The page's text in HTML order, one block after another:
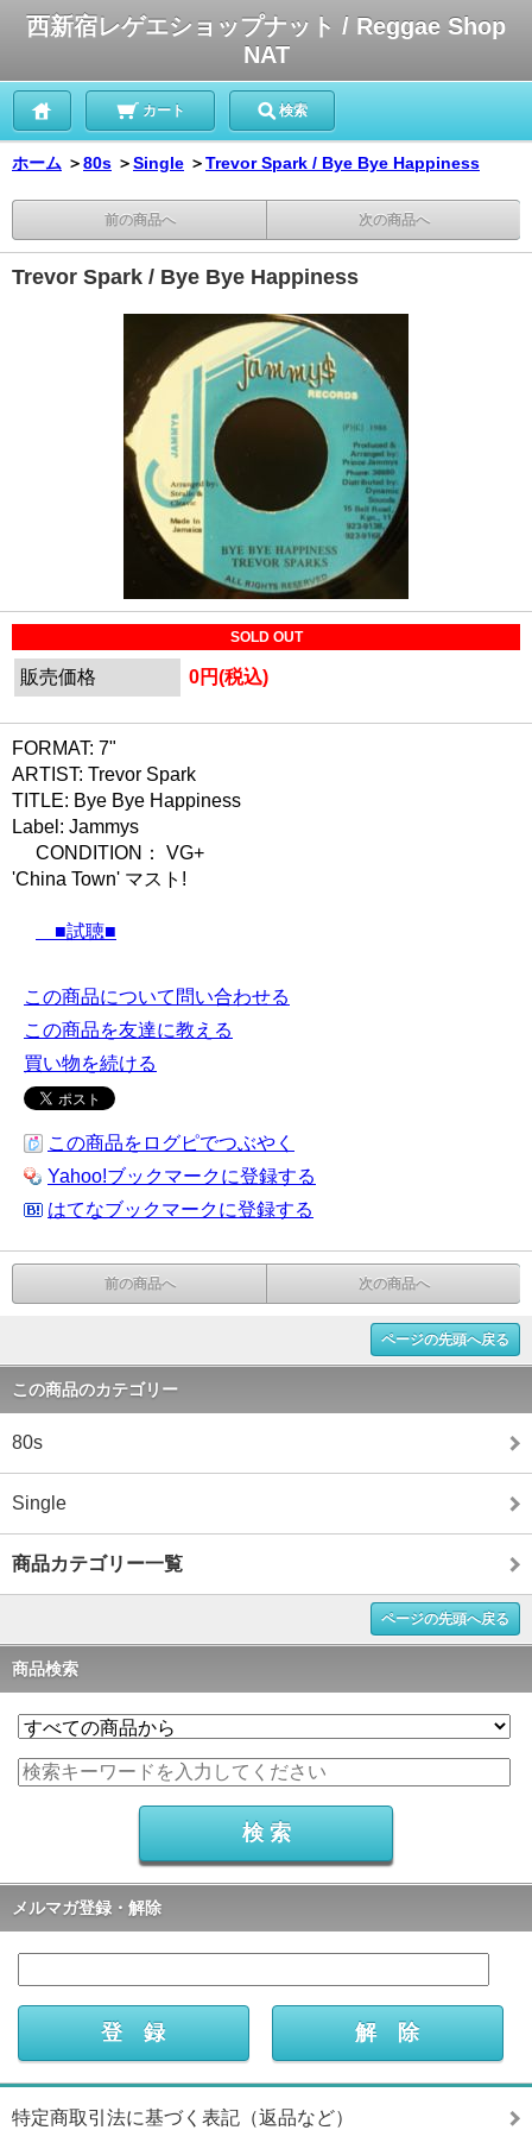
西新宿レゲエショップナット / Reggae Shop
NAT
カート 検索
ホーム ＞80s ＞Single ＞Trevor Spark / Bye Bye Happiness
前の商品へ 次の商品へ
Trevor Spark / Bye Bye Happiness
SOLD OUT
販売価格 0円(税込)
FORMAT: 7"
ARTIST: Trevor Spark
TITLE: Bye Bye Happiness
Label: Jammys
CONDITION： VG+
'China Town' マスト!
■試聴■
この商品について問い合わせる
この商品を友達に教える
買い物を続ける
この商品をログピでつぶやく
Yahoo!ブックマークに登録する
はてなブックマークに登録する
前の商品へ 次の商品へ
ページの先頭へ戻る
この商品のカテゴリー
80s
Single
商品カテゴリー一覧
ページの先頭へ戻る
商品検索
メルマガ登録・解除
特定商取引法に基づく表記（返品など）